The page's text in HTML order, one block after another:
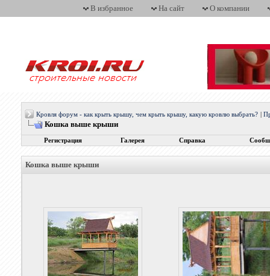
В избранное На сайт О компании
Кровля форум - как крыть крышу, чем крыть крышу, какую кровлю выбрать?
Кошка выше крыши
Регистрация Галерея Справка
Кошка выше крыши